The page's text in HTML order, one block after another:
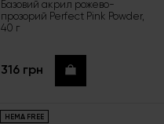
Базовий акрил рожево-
прозорий Perfect Pink Powder,
40 г
316 грн Купити
HEMA FREE